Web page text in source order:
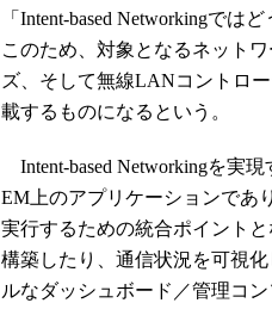
「Intent-based Networkingでは
このため、対象となるネット
ズ、そして無線LANコントロ
載するものになるという。
Intent-based Networkingを実
EM上のアプリケーションであ
実行するための統合ポイント
構築したり、通信状況を可視
ルなダッシュボード／管理コン